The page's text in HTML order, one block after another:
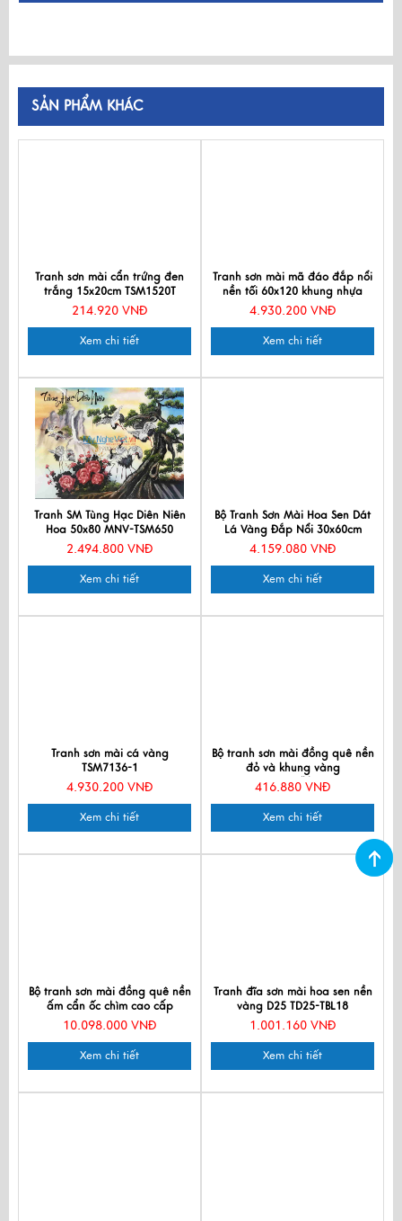
SẢN PHẨM KHÁC
Tranh sơn mài cẩn trứng đen
trắng 15x20cm TSM1520T
214.920 VNĐ
Xem chi tiết
Tranh sơn mài mã đáo đắp nổi
nền tối 60x120 khung nhựa
74x134 TSM60120K-MĐĐN
4.930.200 VNĐ
Xem chi tiết
Tranh SM Tùng Hạc Diên Niên
Hoa 50x80 MNV-TSM650
2.494.800 VNĐ
Xem chi tiết
Bộ Tranh Sơn Mài Hoa Sen Dát
Lá Vàng Đắp Nổi 30x60cm
MNV-TSM36sen
4.159.080 VNĐ
Xem chi tiết
Tranh sơn mài cá vàng
TSM7136-1
4.930.200 VNĐ
Xem chi tiết
Bộ tranh sơn mài đồng quê nền
đỏ và khung vàng
TSM2030/khung
416.880 VNĐ
Xem chi tiết
Bộ tranh sơn mài đồng quê nền
ấm cẩn ốc chìm cao cấp
TSM5103-1
10.098.000 VNĐ
Xem chi tiết
Tranh đĩa sơn mài hoa sen nền
vàng D25 TD25-TBL18
1.001.160 VNĐ
Xem chi tiết